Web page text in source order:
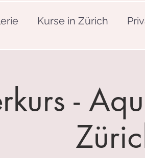
Kurse in Zürich
-